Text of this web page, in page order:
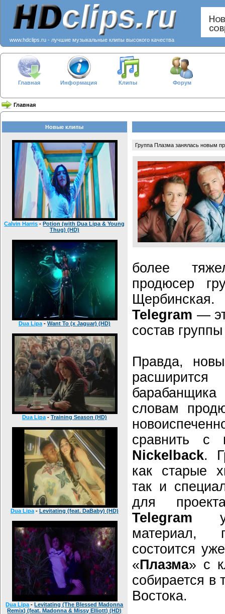
www.hdclips.ru - лучшие музыкальные клипы высокого качества
Главная Информация Клипы Форум
Главная
Новые клипы
Calvin Harris -Potion (with Dua Lipa & Young
Thug) (HD)
Dua Lipa - Want To (x Jaguar) (HD)
Dua Lipa - Training Season (HD)
Dua Lipa - Levitating (feat. DaBaby) (HD)
Dua Lipa -Levitating (The Blessed Madonna
Remix) (feat. Madonna & Missy Elliott) (HD)
Группа Плазма занялась новым
более
продюсер
Telegram —
состав
Правда,
словам
сравнить с
Nickelback.
как старые
так и
для
Telegram
материал,
состоится
«Плазма» с
собирается в
Востока.